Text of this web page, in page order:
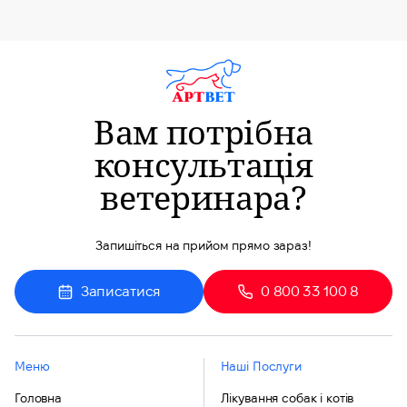
Вам потрібна
консультація
ветеринара?
Запишіться на прийом прямо зараз!
Записатися 0 800 33 100 8
Меню
Головна
Наші Послуги
Лікування собак і котів